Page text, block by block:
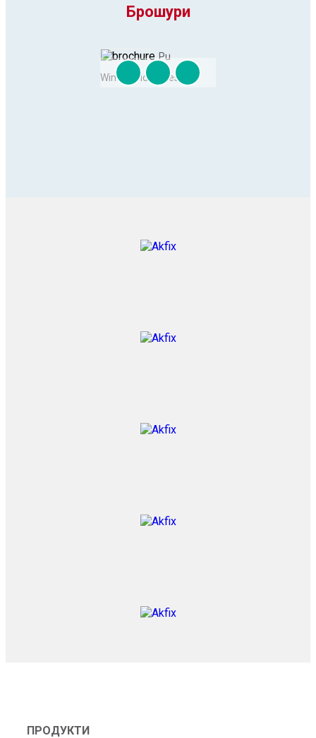
Брошури
Pu
Windshield Adhesive
ПРОДУКТИ